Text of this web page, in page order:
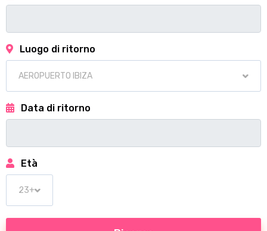
Luogo di ritorno
Data di ritorno
Età